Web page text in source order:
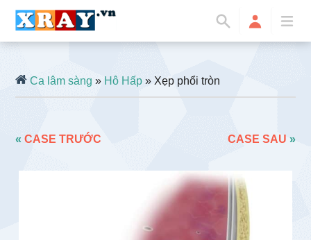
Ca lâm sàng » Hô Hấp » Xẹp phổi tròn
«CASE TRƯỚC CASE SAU »